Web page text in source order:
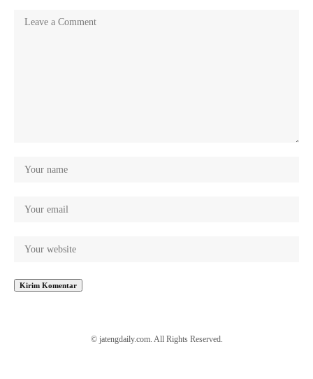
© jatengdaily.com. All Rights Reserved.